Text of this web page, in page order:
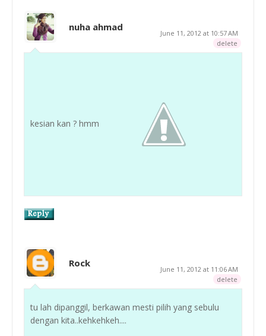
nuha ahmad
June 11, 2012 at 10:57 AM
delete
kesian kan ? hmm
Rock
June 11, 2012 at 11:06 AM
delete
tu lah dipanggil, berkawan mesti pilih yang sebulu
dengan kita..kehkehkeh....